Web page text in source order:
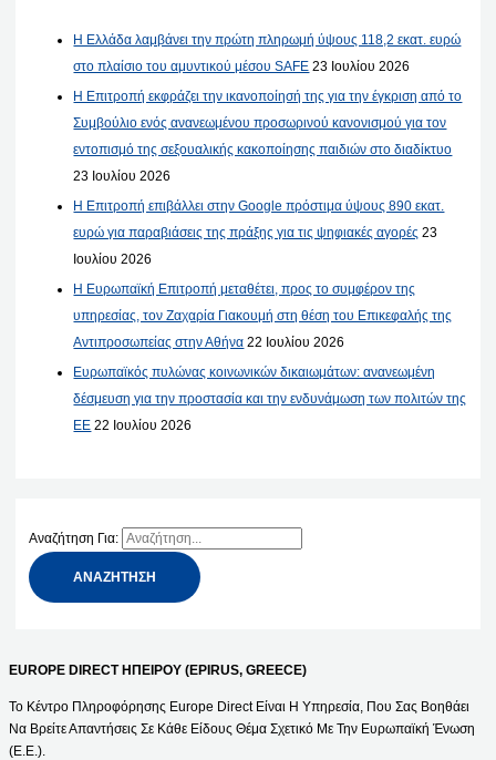
Η Ελλάδα λαμβάνει την πρώτη πληρωμή ύψους 118,2 εκατ. ευρώ
στο πλαίσιο του αμυντικού μέσου SAFE 23 Ιουλίου 2026
Η Επιτροπή εκφράζει την ικανοποίησή της για την έγκριση από το
Συμβούλιο ενός ανανεωμένου προσωρινού κανονισμού για τον
εντοπισμό της σεξουαλικής κακοποίησης παιδιών στο διαδίκτυο
23 Ιουλίου 2026
Η Επιτροπή επιβάλλει στην Google πρόστιμα ύψους 890 εκατ.
ευρώ για παραβιάσεις της πράξης για τις ψηφιακές αγορές 23
Ιουλίου 2026
Η Ευρωπαϊκή Επιτροπή μεταθέτει, προς το συμφέρον της
υπηρεσίας, τον Ζαχαρία Γιακουμή στη θέση του Επικεφαλής της
Αντιπροσωπείας στην Αθήνα 22 Ιουλίου 2026
Ευρωπαϊκός πυλώνας κοινωνικών δικαιωμάτων: ανανεωμένη
δέσμευση για την προστασία και την ενδυνάμωση των πολιτών της
ΕΕ 22 Ιουλίου 2026
Αναζήτηση Για:
EUROPE DIRECT ΗΠΕΙΡΟΥ (EPIRUS, GREECE)
Το Κέντρο Πληροφόρησης Europe Direct Είναι Η Υπηρεσία, Που Σας Βοηθάει
Να Βρείτε Απαντήσεις Σε Κάθε Είδους Θέμα Σχετικό Με Την Ευρωπαϊκή Ένωση
(Ε.Ε.).